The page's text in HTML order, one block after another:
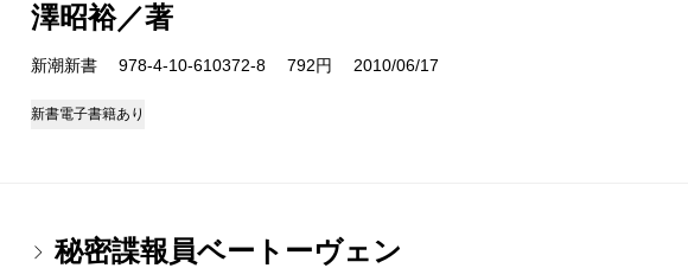
澤昭裕／著
新潮新書 978-4-10-610372-8 792円 2010/06/17
新書電子書籍あり
秘密諜報員ベートーヴェン